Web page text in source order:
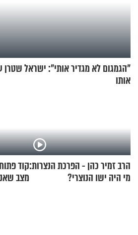
"הגמגום לא מגדיר אותי": ישראל
אותו
הרב זמיר כהן - הפרכת הנצרות:
מי היה ישו הנוצרי?
קוד
מצב